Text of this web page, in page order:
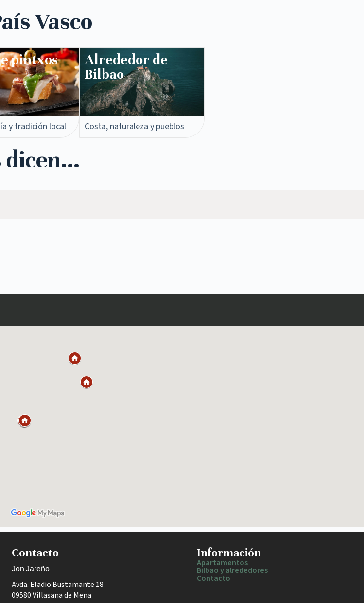
Vasco
pintxos​
y tradición local
Alrededor de
Bilbao
Costa, naturaleza y pueblos
Contacto
Jon Jareño
Avda. Eladio Bustamante 18.
09580 Villasana de Mena
Información
Apartamentos
Bilbao y alrededores
Contacto